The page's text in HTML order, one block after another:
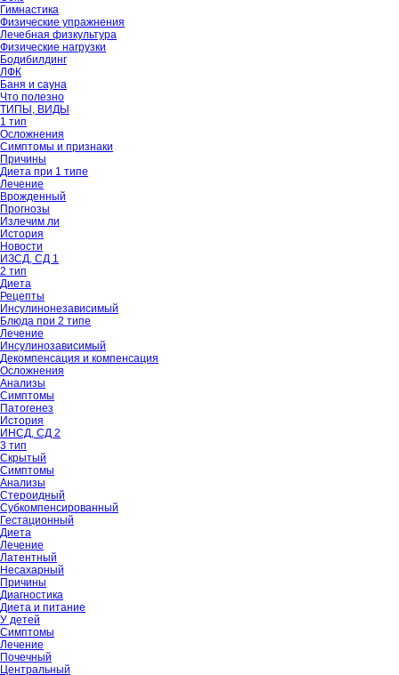
Гимнастика
Физические упражнения
Лечебная физкультура
Физические нагрузки
Бодибилдинг
ЛФК
Баня и сауна
Что полезно
ТИПЫ, ВИДЫ
1 тип
Осложнения
Симптомы и признаки
Причины
Диета при 1 типе
Лечение
Врожденный
Прогнозы
Излечим ли
История
Новости
ИЗСД, СД 1
2 тип
Диета
Рецепты
Инсулинонезависимый
Блюда при 2 типе
Лечение
Инсулинозависимый
Декомпенсация и компенсация
Осложнения
Анализы
Симптомы
Патогенез
История
ИНСД, СД 2
3 тип
Скрытый
Симптомы
Анализы
Стероидный
Субкомпенсированный
Гестационный
Диета
Лечение
Латентный
Несахарный
Причины
Диагностика
Диета и питание
У детей
Симптомы
Лечение
Почечный
Центральный